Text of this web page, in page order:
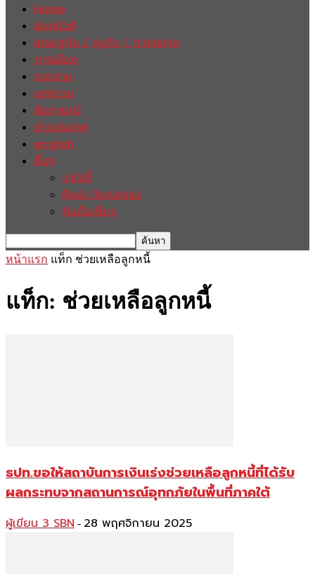
Home
ฮอตนิวส์
เศรษฐกิจ / ธุรกิจ / การตลาด
การเมือง
รายงาน
บทความ
สัมภาษณ์
ต่างประเทศ
english
อื่นๆ
วาไรตี้
ศิลปะ-วัฒนธรรม
กินดื่มเที่ยว
หน้าแรก แท็ก ช่วยเหลือลูกหนี้
แท็ก: ช่วยเหลือลูกหนี้
ธปท.ขอให้สถาบันการเงินเร่งช่วยเหลือลูกหนี้ที่ได้รับ
ผลกระทบจากสถานการณ์อุทกภัยในพื้นที่ภาคใต้
ผู้เขียน 3 SBN - 28 พฤศจิกายน 2025